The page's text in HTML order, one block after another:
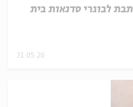
לבוגרי סדנאות בית
31.05.26